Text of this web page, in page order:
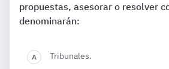
propuestas, asesorar o resolver
denominarán:
Tribunales.